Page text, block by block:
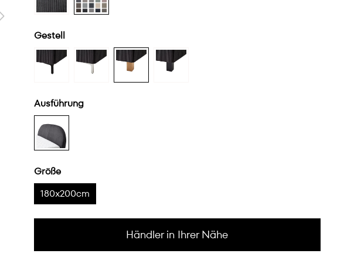
Gestell
Ausführung
Größe
180x200cm
Händler in Ihrer Nähe